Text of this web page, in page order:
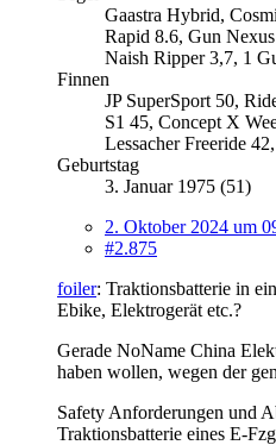
Gaastra Hybrid,
Rapid 8.6, Gun
Naish Ripper 3,7, 1
Finnen
JP SuperSport 50,
S1 45, Concept X
Lessacher Freeride 42,
Geburtstag
3. Januar 1975 (51)
2. Oktober 2024 um
#2.875
foiler: Traktionsbatterie in
Ebike, Elektrogerät etc.?
Gerade NoName China
haben wollen, wegen der
Safety Anforderungen und
Traktionsbatterie eines E-